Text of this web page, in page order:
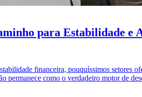
para Estabilidade e
financeira, pouquíssimos setores
permanece como o verdadeiro motor de